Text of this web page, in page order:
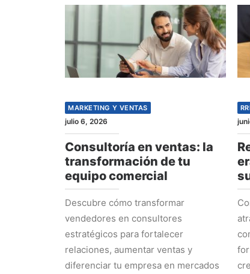
MARKETING Y VENTAS
julio 6, 2026
Consultoría en ventas: la
transformación de tu
equipo comercial
Descubre cómo transformar
vendedores en consultores
estratégicos para fortalecer
relaciones, aumentar ventas y
diferenciar tu empresa en mercados